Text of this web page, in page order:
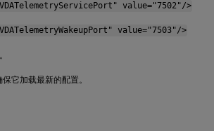
value="7502"/>
value="7503"/>
它加载最新的配置。